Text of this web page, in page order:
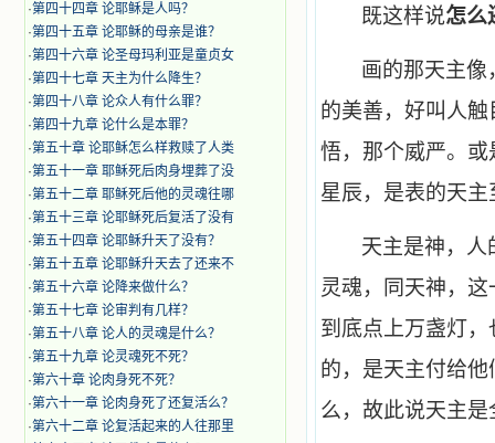
·第四十四章 论耶稣是人吗？
·第四十五章 论耶稣的母亲是谁？
·第四十六章 论圣母玛利亚是童贞女
·第四十七章 天主为什么降生？
·第四十八章 论众人有什么罪？
·第四十九章 论什么是本罪？
·第五十章 论耶稣怎么样救赎了人类
·第五十一章 耶稣死后肉身埋葬了没
·第五十二章 耶稣死后他的灵魂往哪
·第五十三章 论耶稣死后复活了没有
·第五十四章 论耶稣升天了没有？
·第五十五章 论耶稣升天去了还来不
·第五十六章 论降来做什么？
·第五十七章 论审判有几样？
·第五十八章 论人的灵魂是什么？
·第五十九章 论灵魂死不死？
·第六十章 论肉身死不死？
·第六十一章 论肉身死了还复活么？
·第六十二章 论复活起来的人往那里
既这样说怎么
画的那天主像
的美善，好叫人
悟，那个威严。
星辰，是表的天
天主是神，人
灵魂，同天神，
到底点上万盏灯
的，是天主付给
么，故此说天主